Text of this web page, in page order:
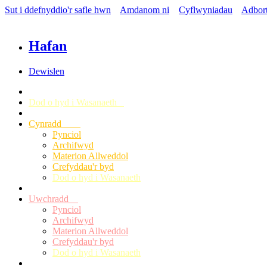
Sut i ddefnyddio'r safle hwn Amdanom ni Cyflwyniadau
Hafan
Dewislen
Dod o hyd i Wasanaeth
Cynradd
Pynciol
Archifwyd
Materion Allweddol
Crefyddau'r byd
Dod o hyd i Wasanaeth
Uwchradd
Pynciol
Archifwyd
Materion Allweddol
Crefyddau'r byd
Dod o hyd i Wasanaeth